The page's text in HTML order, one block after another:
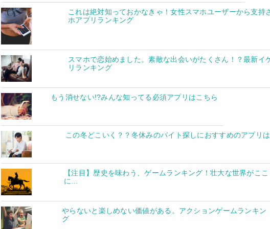
これは絶対知っておかなきゃ！女性スマホユーザーから支持
ホアプリランキング
スマホで恋始めました。素敵な出会いがたくさん！？最新イ
リランキング
もう消せない!?みんな知ってる必須アプリはこちら
この冬どこいく？？冬休みのバイト探しにおすすめのアプリ
【注目】歴史を味わう、ゲームランキング！壮大な世界がここ
に…
やらないと楽しめない価値がある。アクションゲームランキン
グ